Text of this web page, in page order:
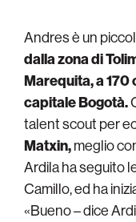
Andres è un
dalla zona di
Marequita, a 170
capitale Bogotà.
talent scout per
Matxin,meglio
Ardila ha seguito
Camillo, ed ha
«Bueno – dice